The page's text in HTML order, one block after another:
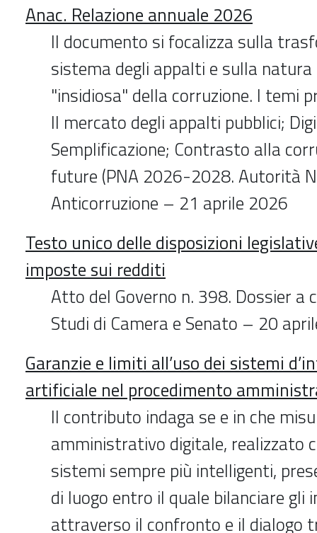
Anac. Relazione annuale 2026
Il documento si focalizza sulla
sistema degli appalti e sulla
"insidiosa" della corruzione. I temi
Il mercato degli appalti pubblici;
Semplificazione; Contrasto alla
future (PNA 2026-2028. Autorità
Anticorruzione – 21 aprile 2026
Testo unico delle disposizioni
imposte sui redditi
Atto del Governo n. 398. Dossier a
Studi di Camera e Senato – 20
Garanzie e limiti all’uso dei sistemi
artificiale nel procedimento
Il contributo indaga se e in che
amministrativo digitale, realizzato
sistemi sempre più intelligenti,
di luogo entro il quale bilanciare gli
attraverso il confronto e il dialogo